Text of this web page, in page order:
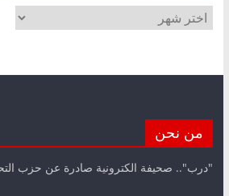
الأرشيف
من نحن
"درب".. صحيفة الكترونية صادرة عن حزب